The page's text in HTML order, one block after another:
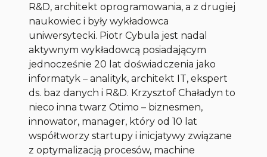
R&D, architekt oprogramowania, a z drugiej
naukowiec i były wykładowca
uniwersytecki. Piotr Cybula jest nadal
aktywnym wykładowcą posiadającym
jednocześnie 20 lat doświadczenia jako
informatyk – analityk, architekt IT, ekspert
ds. baz danych i R&D. Krzysztof Chaładyn to
nieco inna twarz Otimo – biznesmen,
innowator, manager, który od 10 lat
współtworzy startupy i inicjatywy związane
z optymalizacją procesów, machine